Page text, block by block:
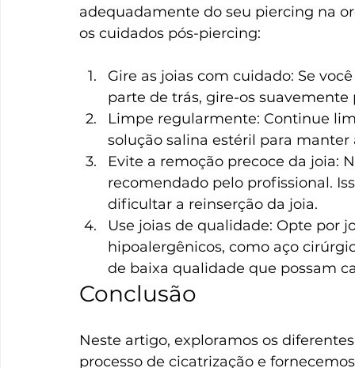
adequadamente do seu piercing na
os cuidados pós-piercing:
Gire as joias com cuidado: Se
parte de trás, gire-os
Limpe regularmente: Continue
solução salina estéril para
Evite a remoção precoce da joia:
recomendado pelo profissional.
dificultar a reinserção da joia.
Use joias de qualidade: Opte por
hipoalergênicos, como aço
de baixa qualidade que possam
Conclusão
Neste artigo, exploramos os
processo de cicatrização e